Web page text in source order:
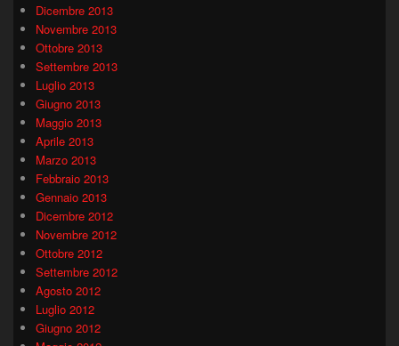
Dicembre 2013
Novembre 2013
Ottobre 2013
Settembre 2013
Luglio 2013
Giugno 2013
Maggio 2013
Aprile 2013
Marzo 2013
Febbraio 2013
Gennaio 2013
Dicembre 2012
Novembre 2012
Ottobre 2012
Settembre 2012
Agosto 2012
Luglio 2012
Giugno 2012